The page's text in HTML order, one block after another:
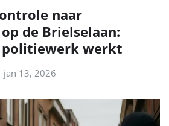
naar
de Brielselaan:
werkt
jan 13, 2026